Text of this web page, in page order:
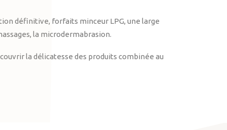
définitive, forfaits minceur LPG, une large
la microdermabrasion.
la délicatesse des produits combinée au